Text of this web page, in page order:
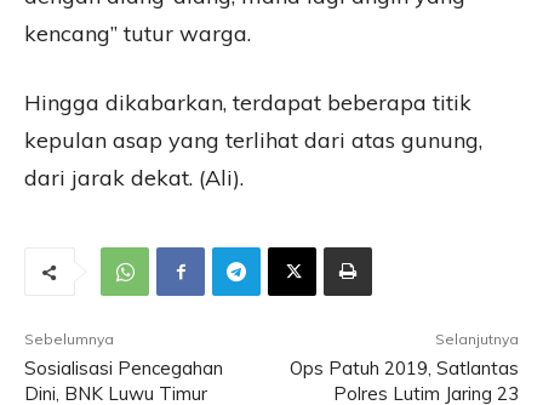
kencang” tutur warga.
Hingga dikabarkan, terdapat beberapa titik
kepulan asap yang terlihat dari atas gunung,
dari jarak dekat. (Ali).
Sebelumnya
Sosialisasi Pencegahan
Dini, BNK Luwu Timur
Selanjutnya
Ops Patuh 2019, Satlantas
Polres Lutim Jaring 23